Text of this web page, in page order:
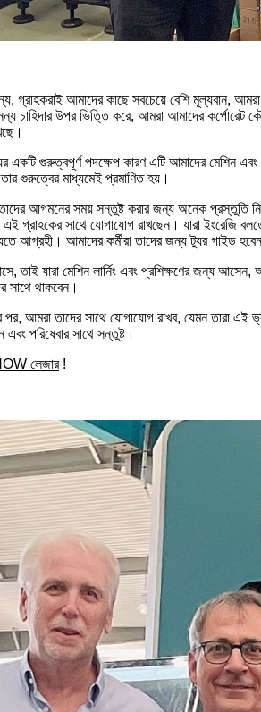
আমাদের কাছে সবচেয়ে বেশি মূল্যবান, আমরা
উপর ভিত্তি করে, আমরা আমাদের কর্পোরেট
একটি গুরুত্বপূর্ণ পদক্ষেপ কারণ এটি আমাদের মেশিন
গুরুত্বের মাধ্যমেই প্রমাণিত হয়।
আগমনের সময় সন্তুষ্ট করার জন্য অনেক প্রস্তুতি
এই গ্রাহকের সাথে যোগাযোগ রাখছেন। যারা
আমাদের কর্মীরা তাদের জন্য ট্যুর গাইড হবেন
তাই যারা মেশিন লার্নিং এবং প্রশিক্ষণের জন্য
সাথে থাকবেন।
আমরা তাদের সাথে যোগাযোগ রাখব, যেমন তারা এই
এবং পরিষেবার সাথে সন্তুষ্ট।
লেজার!